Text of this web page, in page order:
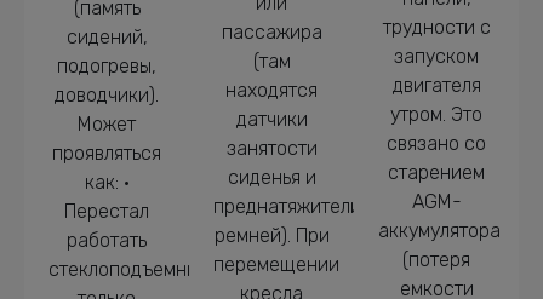
(память
сидений,
подогревы,
доводчики).
Может
проявляться
как: •
Перестал
работать
стеклоподъемник
пассажира
(там
находятся
датчики
занятости
сиденья и
преднатяжители
ремней). При
перемещении
кресла
трудности с
запуском
двигателя
утром. Это
связано со
старением
AGM-
аккумулятора
(потеря
емкости